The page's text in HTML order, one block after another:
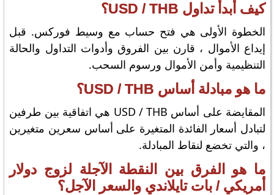
كيف أبدأ تداول USD / THB؟
الخطوة الأولى هي فتح حساب مع وسيط فوركس. قبل
إيداع الأموال ، قارن بين الفروق وأدوات التداول والحالة
التنظيمية وأمن الأموال ورسوم السحب.
ما هو مبادلة أساس USD / THB؟
المقايضة على أساس USD / THB هي اتفاقية بين طرفين
لتبادل أسعار الفائدة المتغيرة على أساس سعرين متغيرين
، والتي تخضع لنقاط المبادلة.
ما هو الفرق بين النقطة الآجلة لزوج دولار
أمريكي / بات تايلاندي والسعر الآجل؟